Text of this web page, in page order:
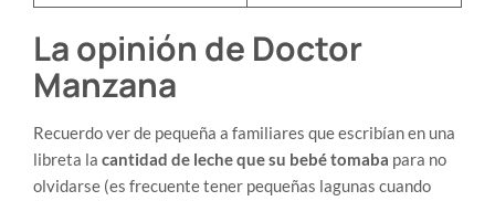
La opinión de Doctor
Manzana
Recuerdo ver de pequeña a familiares que escribían en una
libreta la cantidad de leche que su bebé tomaba para no
olvidarse (es frecuente tener pequeñas lagunas cuando